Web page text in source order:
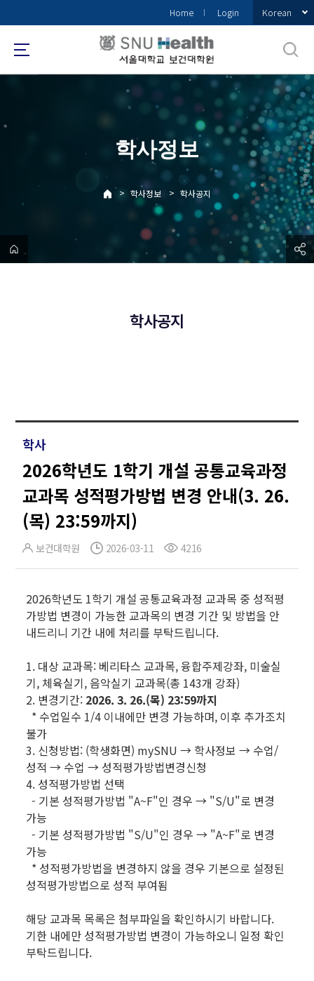
로
메
Home Login Korean
학사정보
> 학사정보 > 학사공지
학사공지
학사
2026학년도 1학기 개설 공통교육과정
교과목 성적평가방법 변경 안내(3. 26.
(목) 23:59까지)
보건대학원 2026-03-11 4216
2026학년도 1학기 개설 공통교육과정 교과목 중 성적평
가방법 변경이 가능한 교과목의 변경 기간 및 방법을 안
내드리니 기간 내에 처리를 부탁드립니다.
1. 대상 교과목: 베리타스 교과목, 융합주제강좌, 미술실
기, 체육실기, 음악실기 교과목(총 143개 강좌)
2. 변경기간: 2026. 3. 26.(목) 23:59까지
* 수업일수 1/4 이내에만 변경 가능하며, 이후 추가조치
불가
3. 신청방법: (학생화면) mySNU → 학사정보 → 수업/
성적 → 수업 → 성적평가방법변경신청
4. 성적평가방법 선택
- 기본 성적평가방법 "A~F"인 경우 → "S/U"로 변경
가능
- 기본 성적평가방법 "S/U"인 경우 → "A~F"로 변경
가능
* 성적평가방법을 변경하지 않을 경우 기본으로 설정된
성적평가방법으로 성적 부여됨
해당 교과목 목록은 첨부파일을 확인하시기 바랍니다.
기한 내에만 성적평가방법 변경이 가능하오니 일정 확인
부탁드립니다.